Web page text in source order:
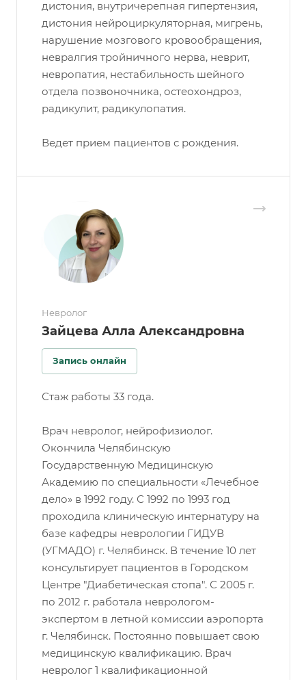
дистония, внутричерепная гипертензия,
дистония нейроциркуляторная, мигрень,
нарушение мозгового кровообращения,
невралгия тройничного нерва, неврит,
невропатия, нестабильность шейного
отдела позвоночника, остеохондроз,
радикулит, радикулопатия.
Ведет прием пациентов с рождения.
Невролог
Зайцева Алла Александровна
Запись онлайн
Стаж работы 33 года.
Врач невролог, нейрофизиолог.
Окончила Челябинскую
Государственную Медицинскую
Академию по специальности «Лечебное
дело» в 1992 году. С 1992 по 1993 год
проходила клиническую интернатуру на
базе кафедры неврологии ГИДУВ
(УГМАДО) г. Челябинск. В течение 10 лет
консультирует пациентов в Городском
Центре "Диабетическая стопа". С 2005 г.
по 2012 г. работала неврологом-
экспертом в летной комиссии аэропорта
г. Челябинск. Постоянно повышает свою
медицинскую квалификацию. Врач
невролог 1 квалификационной